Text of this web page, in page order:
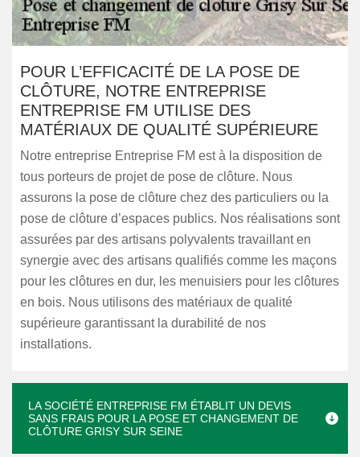
POUR L’EFFICACITÉ DE LA POSE DE
CLÔTURE, NOTRE ENTREPRISE
ENTREPRISE FM UTILISE DES
MATÉRIAUX DE QUALITÉ SUPÉRIEURE
Notre entreprise Entreprise FM est à la disposition de
tous porteurs de projet de pose de clôture. Nous
assurons la pose de clôture chez des particuliers ou la
pose de clôture d’espaces publics. Nos réalisations sont
assurées par des artisans polyvalents travaillant en
synergie avec des artisans qualifiés comme les maçons
pour les clôtures en dur, les menuisiers pour les clôtures
en bois. Nous utilisons des matériaux de qualité
supérieure garantissant la durabilité de nos
installations.
LA SOCIÉTÉ ENTREPRISE FM ÉTABLIT UN DEVIS
SANS FRAIS POUR LA POSE ET CHANGEMENT DE
CLÔTURE GRISY SUR SEINE